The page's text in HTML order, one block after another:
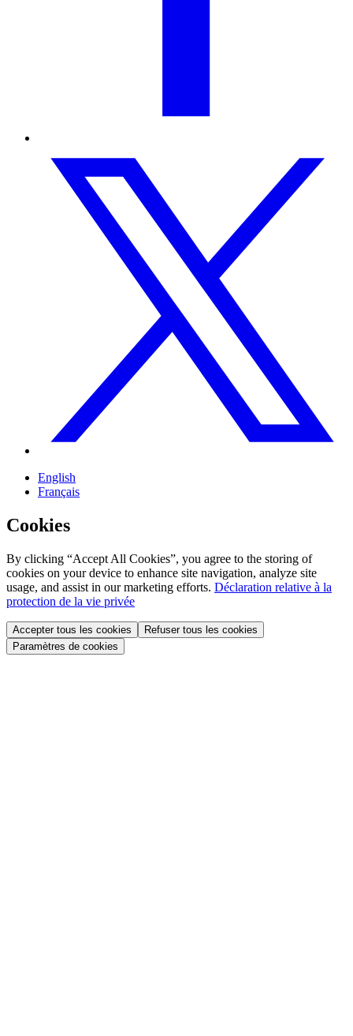
English
Français
Cookies
By clicking “Accept All Cookies”, you agree to the storing of
cookies on your device to enhance site navigation, analyze site
usage, and assist in our marketing efforts. Déclaration relative à la
protection de la vie privée
Accepter tous les cookies
Refuser tous les cookies
Paramètres de cookies